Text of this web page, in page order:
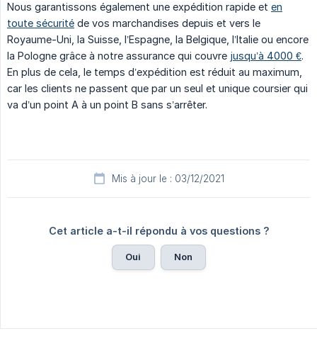
Nous garantissons également une expédition rapide et en
toute sécurité de vos marchandises depuis et vers le
Royaume-Uni, la Suisse, l’Espagne, la Belgique, l’Italie ou encore
la Pologne grâce à notre assurance qui couvre jusqu’à 4000 €.
En plus de cela, le temps d’expédition est réduit au maximum,
car les clients ne passent que par un seul et unique coursier qui
va d’un point A à un point B sans s’arrêter.
Mis à jour le : 03/12/2021
Cet article a-t-il répondu à vos questions ?
Oui Non